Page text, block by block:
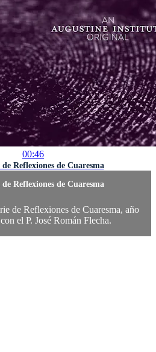
00:46
de Reflexiones de Cuaresma
de Reflexiones de Cuaresma
de Reflexiones de Cuaresma, año
el P. José Román Flecha.